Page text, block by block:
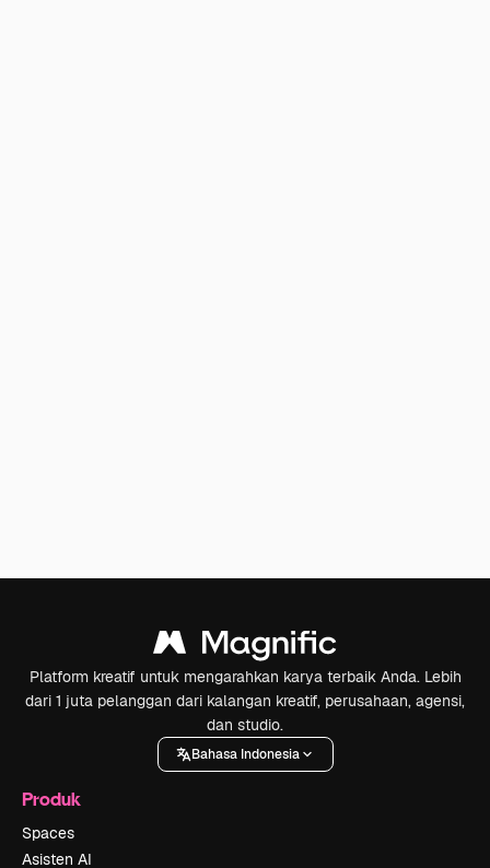
Platform kreatif untuk mengarahkan karya terbaik Anda. Lebih
dari 1 juta pelanggan dari kalangan kreatif, perusahaan, agensi,
dan studio.
Bahasa Indonesia
Produk
Spaces
Asisten AI